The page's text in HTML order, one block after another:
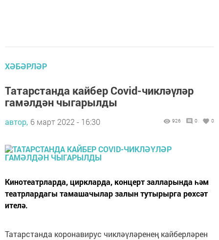
ХӘБӘРЛӘР
Татарстанда кайбер Covid-чикләүләр
гамәлдән чыгарылды
автор, 6 март 2022 - 16:30 926 0 0
Кинотеатрларда, циркларда, концерт залларында һәм
театрлардагы тамашачылар залын тутырырга рөхсәт
ителә.
Татарстанда коронавирус чикләүләренең кайберләрен